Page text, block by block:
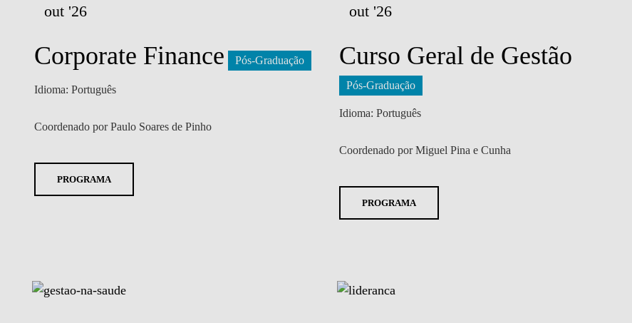
out '26
Corporate Finance Pós-Graduação
Idioma: Português
Coordenado por Paulo Soares de Pinho
PROGRAMA
out '26
Curso Geral de Gestão
Pós-Graduação
Idioma: Português
Coordenado por Miguel Pina e Cunha
PROGRAMA